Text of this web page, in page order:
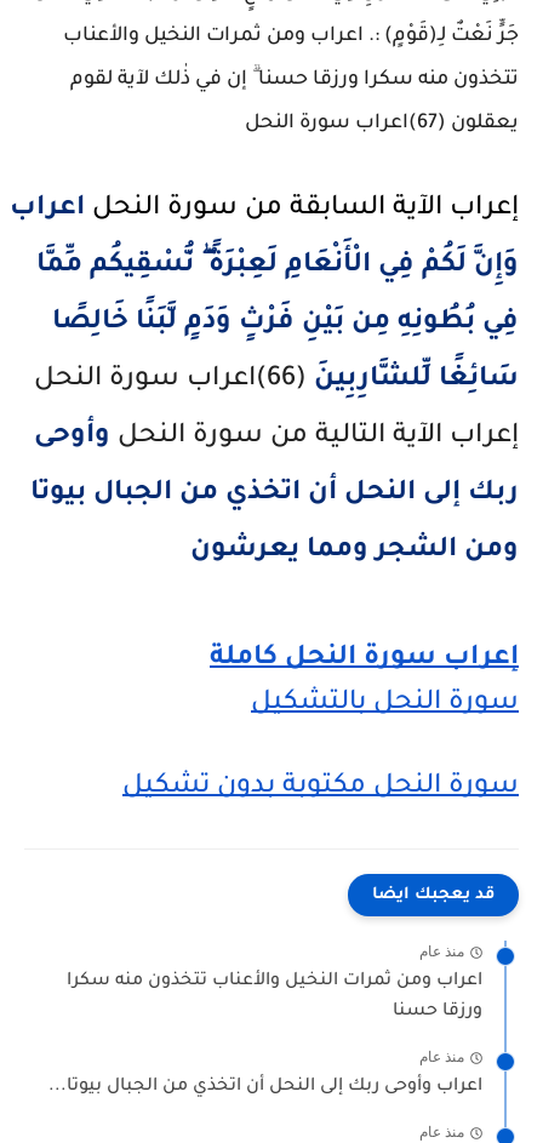
جَرٍّ نَعْتٌ لِـ(قَوْمٍ) :. اعراب ومن ثمرات النخيل والأعناب
تتخذون منه سكرا ورزقا حسنا ۗ إن في ذٰلك لآية لقوم
يعقلون (67)اعراب سورة النحل
إعراب الآية السابقة من سورة النحل اعراب
وَإِنَّ لَكُمْ فِي الْأَنْعَامِ لَعِبْرَةً ۖ نُّسْقِيكُم مِّمَّا
فِي بُطُونِهِ مِن بَيْنِ فَرْثٍ وَدَمٍ لَّبَنًا خَالِصًا
سَائِغًا لِّلشَّارِبِينَ (66)اعراب سورة النحل
إعراب الآية التالية من سورة النحل وأوحى
ربك إلى النحل أن اتخذي من الجبال بيوتا
ومن الشجر ومما يعرشون
إعراب سورة النحل كاملة
سورة النحل بالتشكيل
سورة النحل مكتوبة بدون تشكيل
قد يعجبك ايضا
منذ عام
اعراب ومن ثمرات النخيل والأعناب تتخذون منه سكرا
ورزقا حسنا
منذ عام
اعراب وأوحى ربك إلى النحل أن اتخذي من الجبال بيوتا...
منذ عام